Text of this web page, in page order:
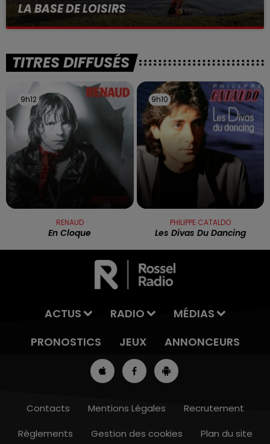
13h00 - 16h00
LA BASE DE LOISIRS
La victime a coulé à pic
TITRES DIFFUSÉS
9h12
9h12
RENAUD
En Cloque
9h10
9h10
PHILIPPE CATALDO
Les Divas Du Dancing
ACTUS RADIO
MÉDIAS
PRONOSTICS
JEUX ANNONCEURS
Contacts Mentions Légales
Recrutement
Règlements
Gestion des cookies Plan du site